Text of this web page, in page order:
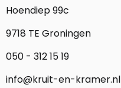
Hoendiep 99c
9718 TE Groningen
050 - 312 15 19
info@kruit-en-kramer.nl